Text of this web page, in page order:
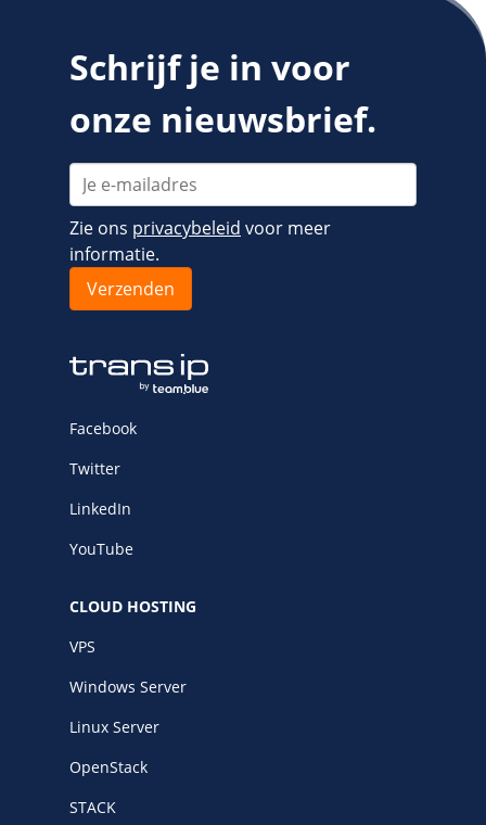
Schrijf je in voor
onze nieuwsbrief.
Zie ons privacybeleid voor meer
informatie.
Facebook
Twitter
LinkedIn
YouTube
CLOUD HOSTING
VPS
Windows Server
Linux Server
OpenStack
STACK